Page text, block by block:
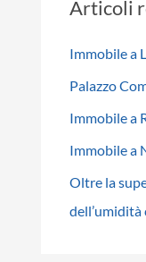
Articoli
Immobile a
Palazzo
Immobile a
Immobile a
Oltre la
dell’umidità